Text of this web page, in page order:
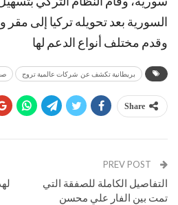
السورية بعد تحويله تركيا إلى مقر
وقدم مختلف أنواع الدعم لها
بريطانية تكشف عن شركات عالمية تروج
Share
التفاصيل الكاملة للصفقة التي
تمت بين الفار علي محسن